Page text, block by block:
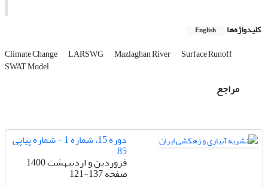
کلیدواژه‌ها English
Climate Change LARSWG Mazlaghan River Surface Runoff
SWAT Model
مراجع
دوره 15، شماره 1 - شماره پیاپی
85
فروردین و اردیبهشت 1400
صفحه121-137